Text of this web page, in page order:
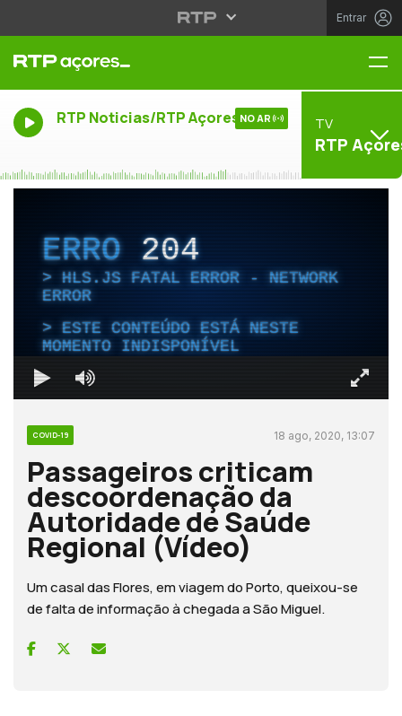
Entrar
RTP Noticias/RTP Açores NO AR TV
RTP
ERRO204
HLS.JS FATAL ERROR - NETWORK
ERROR
ESTE CONTEÚDO ESTÁ NESTE
MOMENTO INDISPONÍVEL
COVID-19 18 ago, 2020, 13:07
Passageiros criticam
descoordenação da
Autoridade de Saúde
Regional (Vídeo)
Um casal das Flores, em viagem do Porto, queixou-se
de falta de informação à chegada a São Miguel.